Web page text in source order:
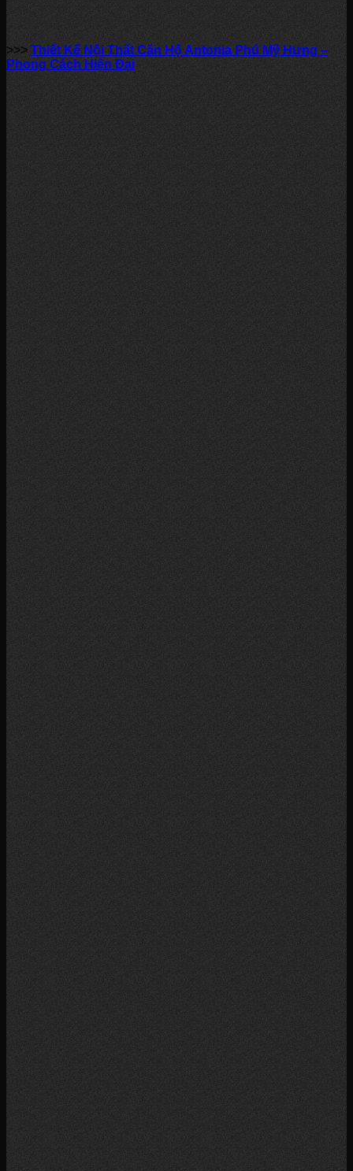
>>> Thiết Kế Nội Thất Căn Hộ Antonia Phú Mỹ Hưng –
Phong Cách Hiện Đại